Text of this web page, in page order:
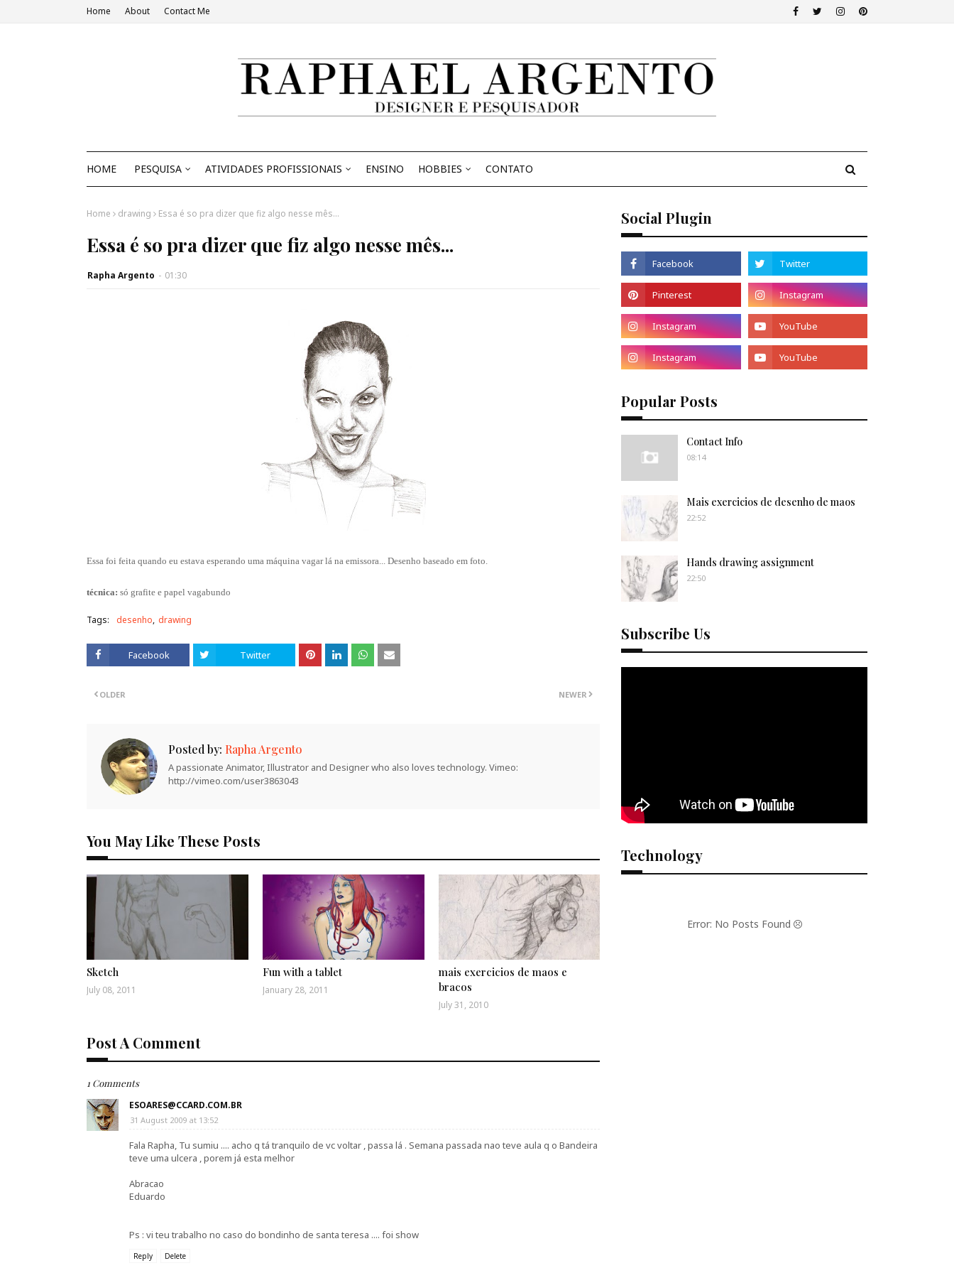
Home About Contact Me
HOME PESQUISA ATIVIDADES PROFISSIONAIS ENSINO HOBBIES CONTATO
Home drawing Essa é so pra dizer que fiz algo nesse mês...
Essa é so pra dizer que fiz algo nesse mês...
Rapha Argento - 01:30
Essa foi feita quando eu estava esperando uma máquina vagar lá na emissora... Desenho baseado em foto.
técnica: só grafite e papel vagabundo
Tags: desenho drawing
Facebook Twitter
NEWER
OLDER
Posted by: Rapha Argento
A passionate Animator, Illustrator and Designer who also loves technology. Vimeo:
http://vimeo.com/user3863043
You May Like These Posts
Sketch
July 08, 2011
Fun with a tablet
January 28, 2011
mais exercicios de maos e
bracos
July 31, 2010
Post A Comment
1 Comments
ESOARES@CCARD.COM.BR
31 August 2009 at 13:52
Fala Rapha, Tu sumiu .... acho q tá tranquilo de vc voltar , passa lá . Semana passada nao teve aula q o Bandeira
teve uma ulcera , porem já esta melhor
Abracao
Eduardo
Ps : vi teu trabalho no caso do bondinho de santa teresa .... foi show
Reply Delete
Social Plugin
Popular Posts
Contact Info
08:14
Mais exercicios de desenho de maos
22:52
Hands drawing assignment
22:50
Subscribe Us
Technology
Error: No Posts Found